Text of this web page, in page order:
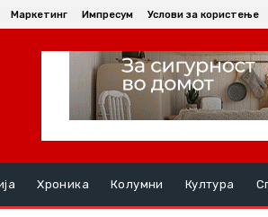
Маркетинг Импресум Услови за користење
Хроника Колумни Култура